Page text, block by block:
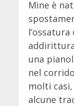
Mine è
una
nel
molti
alcune